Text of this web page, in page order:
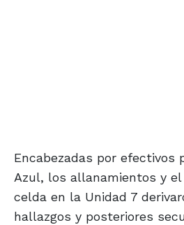
Encabezadas por efectivos
Azul, los allanamientos y
celda en la Unidad 7
hallazgos y posteriores